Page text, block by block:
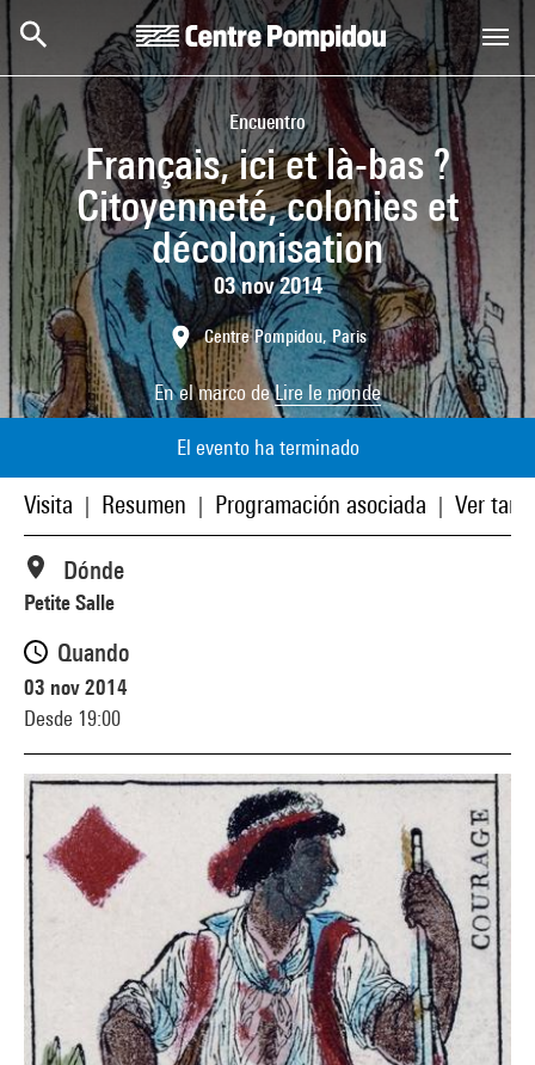
Skip to main content
Centre Pompidou
Encuentro
Français, ici et là-bas ?
Citoyenneté, colonies et
décolonisation
03 nov 2014
Centre Pompidou, Paris
En el marco deLire le monde
El evento ha terminado
Visita Resumen Programación asociada Ver
Dónde
Petite Salle
Quando
03 nov 2014
Desde 19:00